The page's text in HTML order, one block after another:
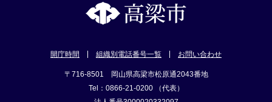
開庁時間 組織別電話番号一覧 お問い合わせ
〒716-8501 岡山県高梁市松原通2043番地
Tel：0866-21-0200 （代表）